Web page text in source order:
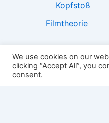
Kopfstoß
Filmtheorie
2501:
We use cookies on our
clicking “Accept All”, you
consent.